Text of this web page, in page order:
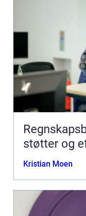
støtter og
Kristian Moen